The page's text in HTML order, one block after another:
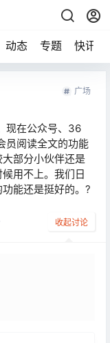
动态 专题 快讯
广场
现在公众号、36
员阅读全文的功能
部分小伙伴还是
用不上。我们日
能还是挺好的。?
收起讨论